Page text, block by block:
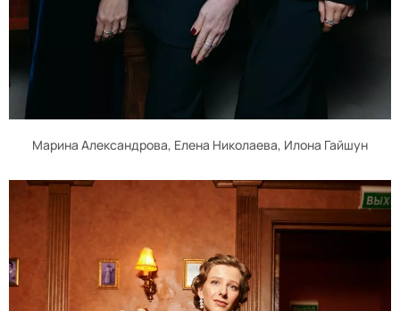
Марина Александрова, Елена Николаева, Илона Гайшун